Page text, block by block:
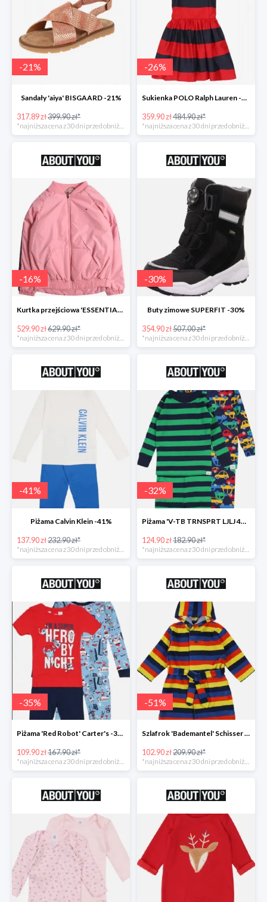
-21%
Sandały 'aiya' BISGAARD -21%
317.89 zł399.90 zł*
*najniższa cena z 30 dni przed obniżką
-26%
Sukienka POLO Ralph Lauren -26%
359.90 zł484.90 zł*
*najniższa cena z 30 dni przed obniżką
-16%
Kurtka przejściowa 'ESSENTIAL TOMMY TAPE JACKET -16%
529.90 zł629.90 zł*
-30%
Buty zimowe SUPERFIT -30%
354.90 zł507.00 zł*
-41%
Piżama Calvin Klein -41%
137.90 zł232.90 zł*
*najniższa cena z 30 dni przed obniżką
-32%
Piżama 'V-TB TRNSPRT LJLJ 4PC' GAP -32%
124.90 zł182.90 zł*
*najniższa cena z 30 dni przed obniżką
-35%
Piżama 'Red Robot' Carter's -35%
109.90 zł167.90 zł*
-51%
Szlafrok 'Bademantel' Schisser -51%
102.90 zł209.90 zł*